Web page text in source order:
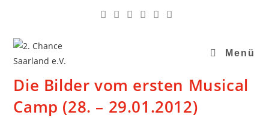
Menü
Die Bilder vom ersten Musical
Camp (28. – 29.01.2012)